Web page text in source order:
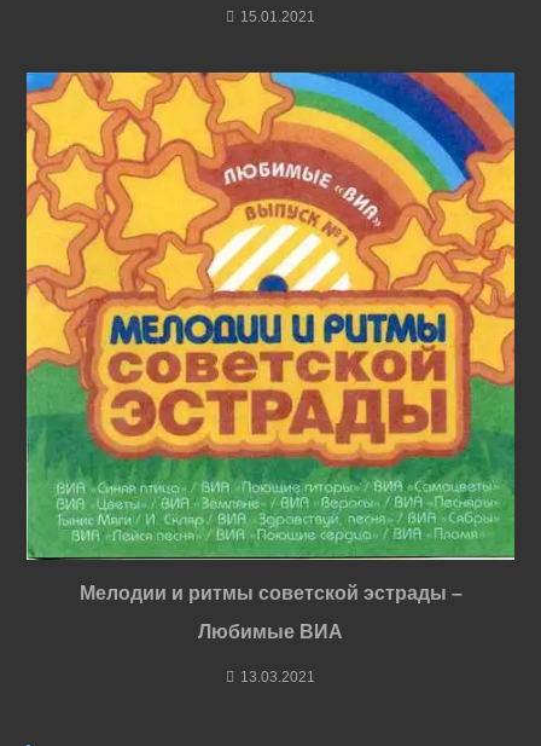
15.01.2021
Мелодии и ритмы советской эстрады –
Любимые ВИА
13.03.2021